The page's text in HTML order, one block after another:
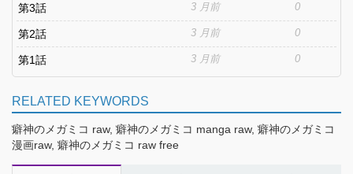
第3話 3 月前 0
第2話 3 月前 0
第1話 3 月前 0
RELATED KEYWORDS
癖神のメガミコ raw, 癖神のメガミコ manga raw, 癖神のメガミコ
漫画raw, 癖神のメガミコ raw free